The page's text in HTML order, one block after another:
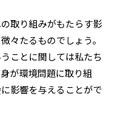
取り組みがもたらす影
々たるものでしょう。
ことに関しては私たち
が環境問題に取り組
影響を与えることがで